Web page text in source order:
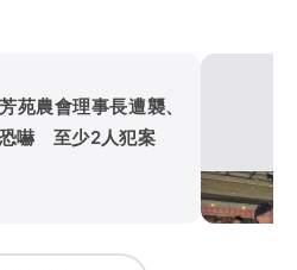
苑農會理事長遭襲、
嚇 至少2人犯案